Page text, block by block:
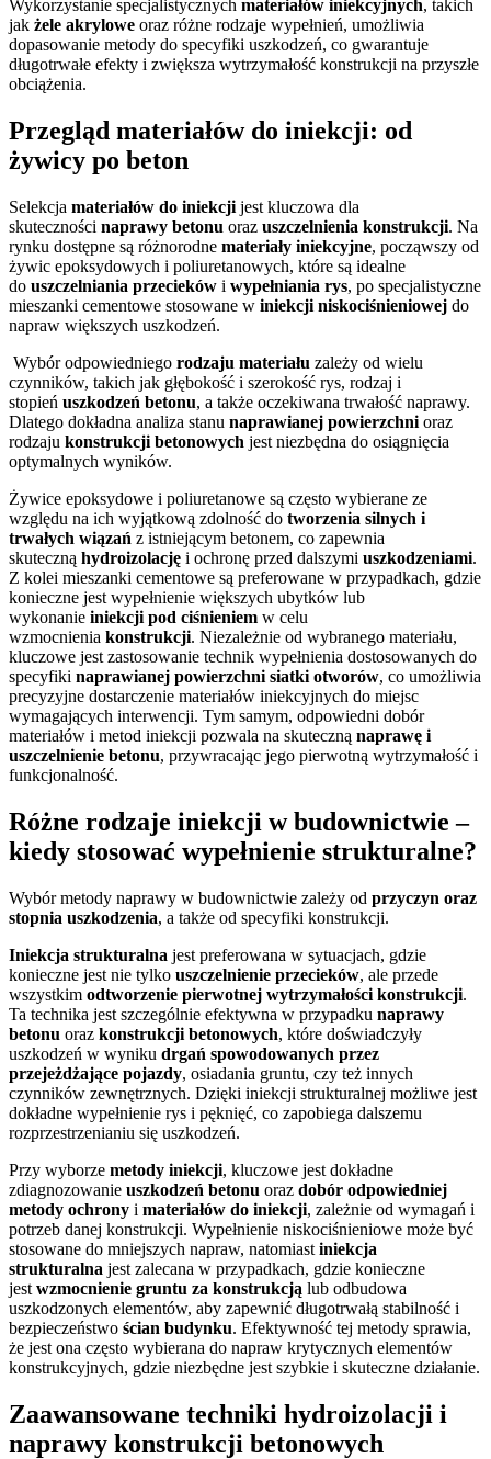
Wykorzystanie specjalistycznych materiałów iniekcyjnych, takich
jak żele akrylowe oraz różne rodzaje wypełnień, umożliwia
dopasowanie metody do specyfiki uszkodzeń, co gwarantuje
długotrwałe efekty i zwiększa wytrzymałość konstrukcji na przyszłe
obciążenia.
Przegląd materiałów do iniekcji: od
żywicy po beton
Selekcja materiałów do iniekcji jest kluczowa dla
skuteczności naprawy betonu oraz uszczelnienia konstrukcji. Na
rynku dostępne są różnorodne materiały iniekcyjne, począwszy od
żywic epoksydowych i poliuretanowych, które są idealne
do uszczelniania przecieków i wypełniania rys, po specjalistyczne
mieszanki cementowe stosowane w iniekcji niskociśnieniowej do
napraw większych uszkodzeń.
Wybór odpowiedniego rodzaju materiału zależy od wielu
czynników, takich jak głębokość i szerokość rys, rodzaj i
stopień uszkodzeń betonu, a także oczekiwana trwałość naprawy.
Dlatego dokładna analiza stanu naprawianej powierzchni oraz
rodzaju konstrukcji betonowych jest niezbędna do osiągnięcia
optymalnych wyników.
Żywice epoksydowe i poliuretanowe są często wybierane ze
względu na ich wyjątkową zdolność do tworzenia silnych i
trwałych wiązań z istniejącym betonem, co zapewnia
skuteczną hydroizolację i ochronę przed dalszymi uszkodzeniami.
Z kolei mieszanki cementowe są preferowane w przypadkach, gdzie
konieczne jest wypełnienie większych ubytków lub
wykonanie iniekcji pod ciśnieniem w celu
wzmocnienia konstrukcji. Niezależnie od wybranego materiału,
kluczowe jest zastosowanie technik wypełnienia dostosowanych do
specyfiki naprawianej powierzchni siatki otworów, co umożliwia
precyzyjne dostarczenie materiałów iniekcyjnych do miejsc
wymagających interwencji. Tym samym, odpowiedni dobór
materiałów i metod iniekcji pozwala na skuteczną naprawę i
uszczelnienie betonu, przywracając jego pierwotną wytrzymałość i
funkcjonalność.
Różne rodzaje iniekcji w budownictwie –
kiedy stosować wypełnienie strukturalne?
Wybór metody naprawy w budownictwie zależy od przyczyn oraz
stopnia uszkodzenia, a także od specyfiki konstrukcji.
Iniekcja strukturalna jest preferowana w sytuacjach, gdzie
konieczne jest nie tylko uszczelnienie przecieków, ale przede
wszystkim odtworzenie pierwotnej wytrzymałości konstrukcji.
Ta technika jest szczególnie efektywna w przypadku naprawy
betonu oraz konstrukcji betonowych, które doświadczyły
uszkodzeń w wyniku drgań spowodowanych przez
przejeżdżające pojazdy, osiadania gruntu, czy też innych
czynników zewnętrznych. Dzięki iniekcji strukturalnej możliwe jest
dokładne wypełnienie rys i pęknięć, co zapobiega dalszemu
rozprzestrzenianiu się uszkodzeń.
Przy wyborze metody iniekcji, kluczowe jest dokładne
zdiagnozowanie uszkodzeń betonu oraz dobór odpowiedniej
metody ochrony i materiałów do iniekcji, zależnie od wymagań i
potrzeb danej konstrukcji. Wypełnienie niskociśnieniowe może być
stosowane do mniejszych napraw, natomiast iniekcja
strukturalna jest zalecana w przypadkach, gdzie konieczne
jest wzmocnienie gruntu za konstrukcją lub odbudowa
uszkodzonych elementów, aby zapewnić długotrwałą stabilność i
bezpieczeństwo ścian budynku. Efektywność tej metody sprawia,
że jest ona często wybierana do napraw krytycznych elementów
konstrukcyjnych, gdzie niezbędne jest szybkie i skuteczne działanie.
Zaawansowane techniki hydroizolacji i
naprawy konstrukcji betonowych